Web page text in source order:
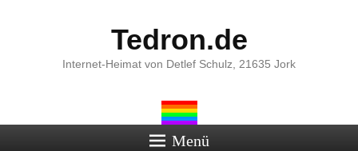
Tedron.de
Internet-Heimat von Detlef Schulz, 21635 Jork
Menü